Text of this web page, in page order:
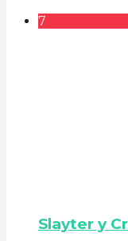
7
Slayter y